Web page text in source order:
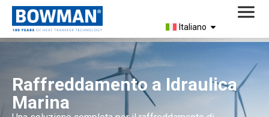
Italiano
Raffreddamento a Idraulica
Marina